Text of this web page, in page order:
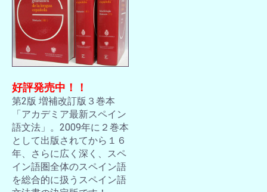
好評発売中！！
第2版 増補改訂版３巻本
「アカデミア最新スペイン
語文法」。2009年に２巻本
として出版されてから１６
年、さらに広く深く、スペ
イン語圏全体のスペイン語
を総合的に扱うスペイン語